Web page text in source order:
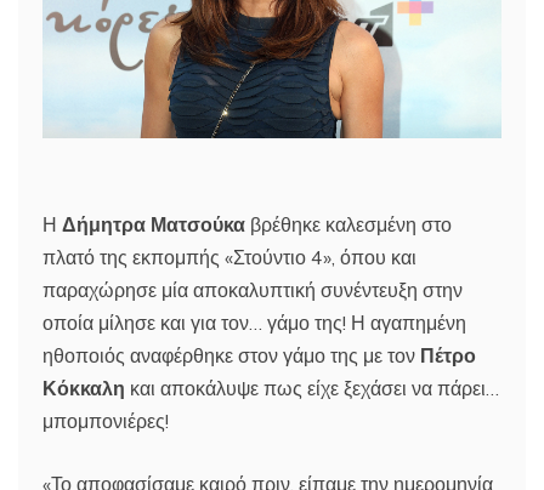
Η Δήμητρα Ματσούκα βρέθηκε καλεσμένη στο
πλατό της εκπομπής «Στούντιο 4», όπου και
παραχώρησε μία αποκαλυπτική συνέντευξη στην
οποία μίλησε και για τον… γάμο της! Η αγαπημένη
ηθοποιός αναφέρθηκε στον γάμο της με τον Πέτρο
Κόκκαλη και αποκάλυψε πως είχε ξεχάσει να πάρει…
μπομπονιέρες!
«Το αποφασίσαμε καιρό πριν, είπαμε την ημερομηνία